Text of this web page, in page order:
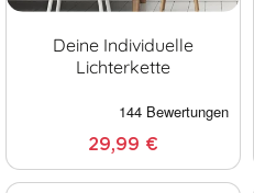
Deine Individuelle
Lichterkette
29,99 €